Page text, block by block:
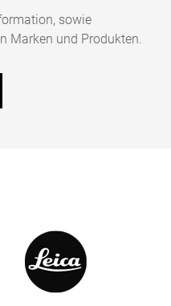
sowie
Marken und Produkten.